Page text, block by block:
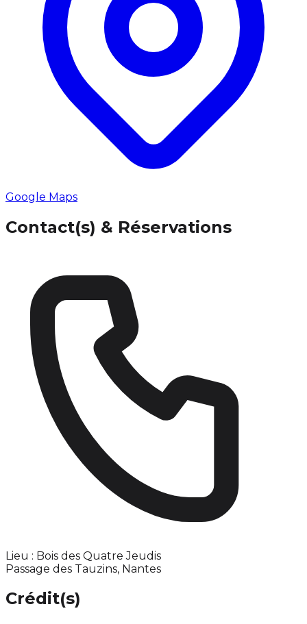
Google Maps
Contact(s) & Réservations
Lieu : Bois des Quatre Jeudis
Passage des Tauzins, Nantes
Crédit(s)